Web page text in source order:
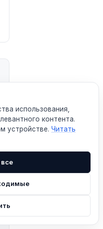
использования,
контента.
устройстве. Читать